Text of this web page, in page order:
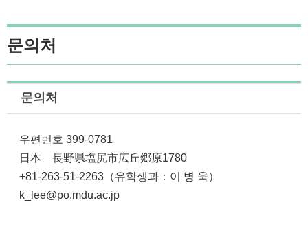
문의처
문의처
우편번호 399-0781
日本 長野県塩尻市広丘郷原1780
+81-263-51-2263（유학생과：이 병 욱）
k_lee@po.mdu.ac.jp